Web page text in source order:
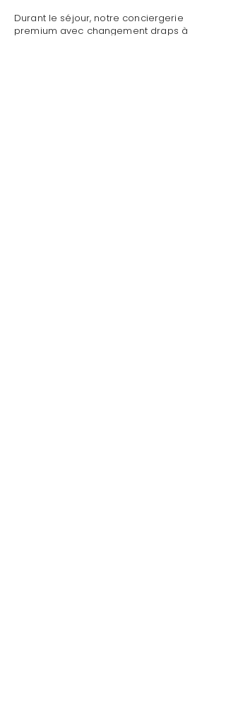
Durant le séjour, notre conciergerie
premium avec changement draps à